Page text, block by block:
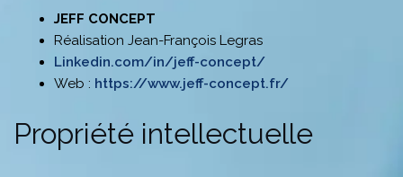
JEFF CONCEPT
Réalisation Jean-François Legras
Linkedin.com/in/jeff-concept/
Web : https://www.jeff-concept.fr/
Propriété intellectuelle